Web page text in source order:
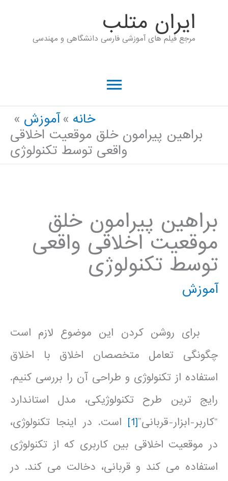
ايران متلب
مرجع فیلم های آموزشی فارسی دانشگاهی و مهندسی
فهرست
اصلی
خانه
آموزش
براهین پیرامون خلق موقعیت اخلاقی
واقعی توسط تکنولوژی
براهین پیرامون خلق
موقعیت اخلاقی واقعی
توسط تکنولوژی
آموزش
برای روشن کردن این موضوع لازم است
چگونگی تعامل متخصصان اخلاق با اخلاق
استفاده از تکنولوژی و طراحی آن را بررسی کنیم.
رایج ترین طرح تکنولوژیکی، مدل استاندارد
“کاربر-ابزار-قربانی”[1]
است. در اینجا تکنولوژی،
در موقعیت اخلاقی بین کاربری که از تکنولوژی
استفاده می کند و قربانی، دخالت می کند. در